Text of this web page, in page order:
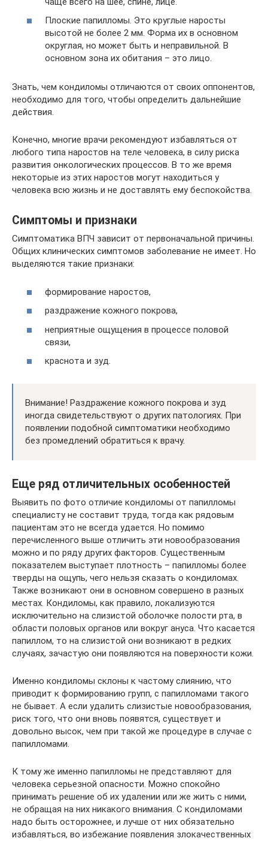
Плоские папилломы. Это круглые наросты
высотой не более 2 мм. Форма их в основном
округлая, но может быть и неправильной. В
основном зона их обитания – это лицо.
Знать, чем кондиломы отличаются от своих оппонентов,
необходимо для того, чтобы определить дальнейшие
действия.
Конечно, многие врачи рекомендуют избавляться от
любого типа наростов на теле человека, в силу риска
развития онкологических процессов. В то же время
некоторые из этих наростов могут находиться у
человека всю жизнь и не доставлять ему беспокойства.
Симптомы и признаки
Симптоматика ВПЧ зависит от первоначальной причины.
Общих клинических симптомов заболевание не имеет. Но
выделяются такие признаки:
формирование наростов,
раздражение кожного покрова,
неприятные ощущения в процессе половой
связи,
краснота и зуд.
Внимание! Раздражение кожного покрова и зуд
иногда свидетельствуют о других патологиях. При
появлении подобной симптоматики необходимо
без промедлений обратиться к врачу.
Еще ряд отличительных особенностей
Выявить по фото отличие кондиломы от папилломы
специалисту не составит труда, тогда как рядовым
пациентам это не всегда удается. Но помимо
перечисленного выше отличить эти новообразования
можно и по ряду других факторов. Существенным
показателем выступает плотность – папилломы более
тверды на ощупь, чего нельзя сказать о кондиломах.
Также возникают они в основном совершено в разных
местах. Кондиломы, как правило, локализуются
исключительно на слизистой оболочке полости рта, в
области половых органов или вокруг ануса. Что касается
папиллом, то на слизистой они возникают в редких
случаях, зачастую они появляются на поверхности кожи.
Именно кондиломы склоны к частому слиянию, что
приводит к формированию групп, с папилломами такого
не бывает. А если удалить слизистые новообразования,
риск того, что они вновь появятся, существует и
довольно высок, чем при такой же процедуре в случае с
папилломами.
К тому же именно папилломы не представляют для
человека серьезной опасности. Можно спокойно
принимать решение об их удалении или же жить с ними,
не обращая на них никакого внимания. С кондиломами
надо быть осторожнее, и лучше от них обязательно
избавляться, во избежание появления злокачественных